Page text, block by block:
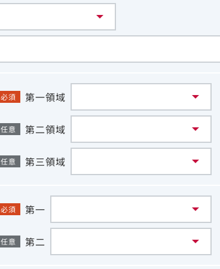
必須 第一領域
任意 第二領域
任意 第三領域
必須 第一
任意 第二